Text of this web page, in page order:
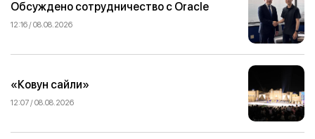
Обсуждено сотрудничество с Oracle
12:16 / 08.08.2026
«Ковун сайли»
12:07 / 08.08.2026